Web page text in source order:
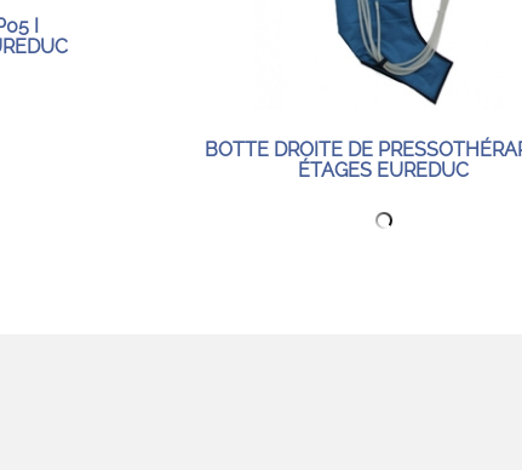
I
BOTTE DROITE DE
ÉTAGES EUREDUC